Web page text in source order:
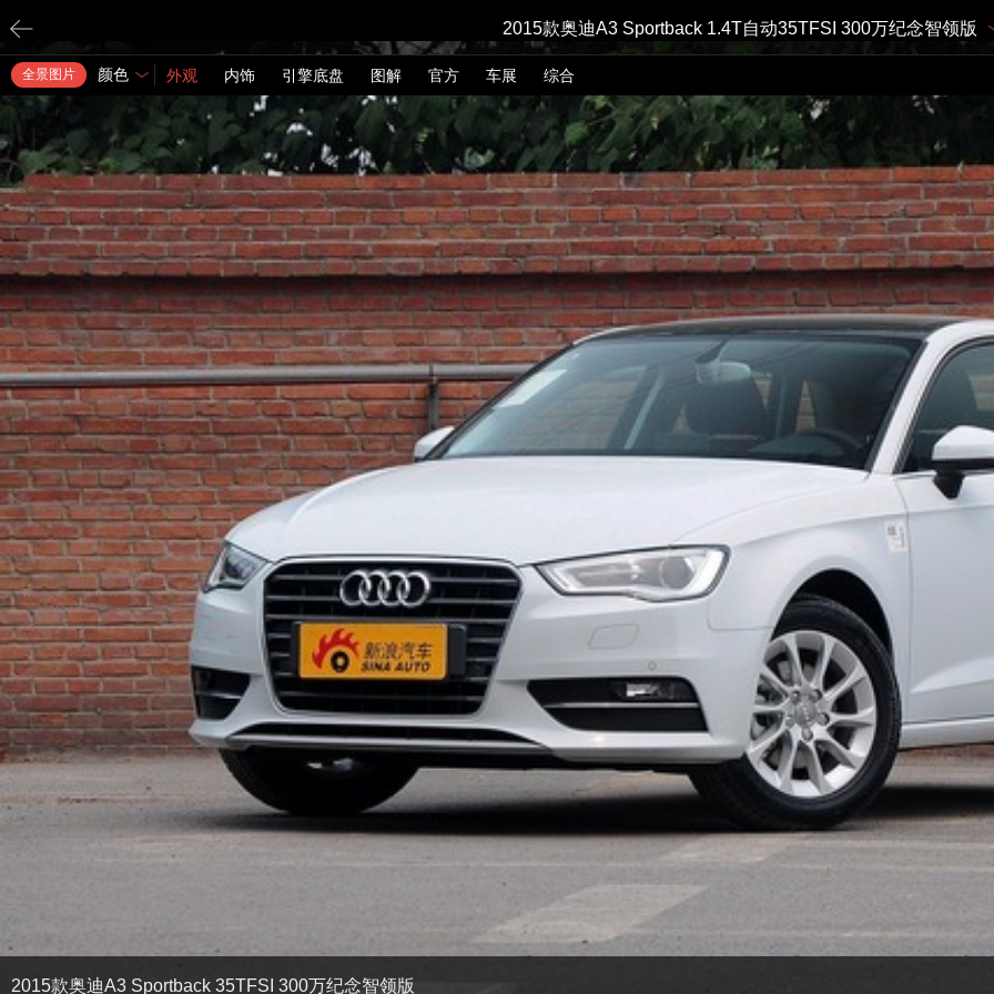
2015款奥迪A3 Sportback 1.4T自动35TFSI 300万纪念智领版
全景图片 颜色 外观 内饰 引擎底盘 图解 官方 车展 综合
2015款奥迪A3 Sportback 35TFSI 300万纪念智领版